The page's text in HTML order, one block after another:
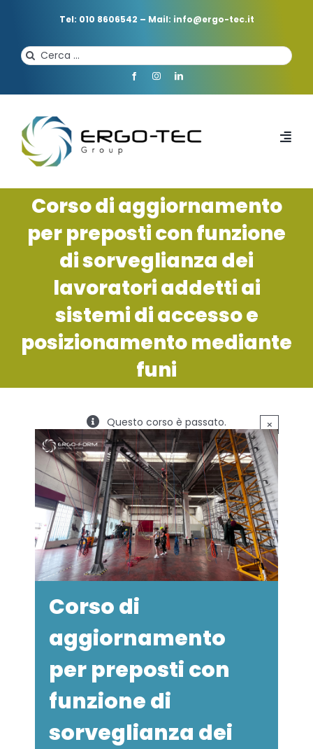
Tel: 010 8606542 – Mail: info@ergo-tec.it
Cerca
per:
HOME
CHI SIAMO
PROFESSIONISTI
NEWS
EVENTI NOVITÀ
CONTATTI
Corso di aggiornamento
per preposti con funzione
di sorveglianza dei
lavoratori addetti ai
sistemi di accesso e
posizionamento mediante
funi
Questo corso è passato. ×
Corso di
aggiornamento
per preposti con
funzione di
sorveglianza dei